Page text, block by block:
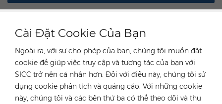
Cài Đặt Cookie Của Bạn
Ngoài ra, với sự cho phép của bạn, chúng tôi muốn đặt
cookie để giúp việc truy cập và tương tác của bạn với
SICC trở nên cá nhân hơn. Đối với điều này, chúng tôi sử
dụng cookie phân tích và quảng cáo. Với những cookie
này, chúng tôi và các bên thứ ba có thể theo dõi và thu
LIÊN HỆ VỚI CHUYÊN GIA CỦA CHÚNG TÔI